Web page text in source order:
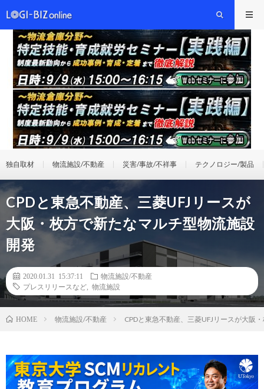
独自取材 物流施設/不動産 災害/事故/不祥事 テクノロジー/製品
CPDと東急不動産、三菱UFJリースが
大阪・枚方で新たなマルチ型物流施設
開発
2020.01.31 15:37:11
物流施設/不動産
プレスリリースなど
物流施設
HOME 物流施設/不動産 CPDと東急不動産、三菱UFJリースが大阪